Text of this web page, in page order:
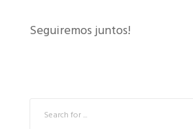
Seguiremos juntos!